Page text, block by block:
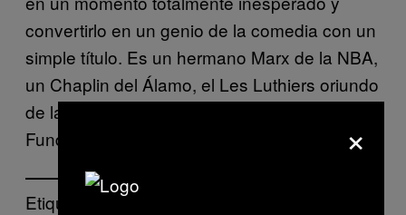
convertirlo en un genio de la comedia con un
simple título. Es un hermano Marx de la NBA,
un Chaplin del Álamo, el Les Luthiers oriundo
de las Islas Vírgenes, es Timothy «The Big
Fundamental» Duncan.
Etiquetado:
×